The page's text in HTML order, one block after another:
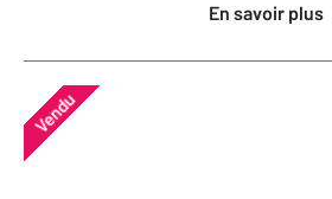
En savoir plus
Vendu